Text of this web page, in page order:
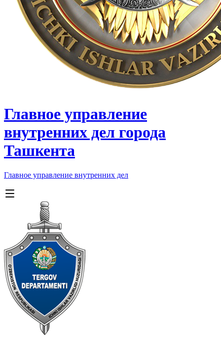
Главное управление
внутренних дел города
Ташкента
Главное управление внутренних дел